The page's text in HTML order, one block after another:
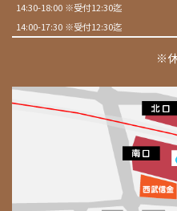
14:30-18:00 ※受付12:30迄
14:00-17:30 ※受付12:30迄
※